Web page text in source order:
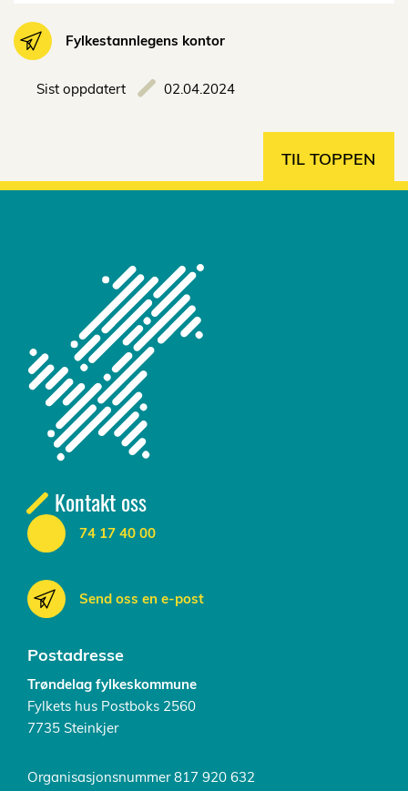
Fylkestannlegens kontor
Sist oppdatert 02.04.2024
TIL TOPPEN
Kontakt oss
74 17 40 00
Send oss en e-post
Postadresse
Trøndelag fylkeskommune
Fylkets hus Postboks 2560
7735 Steinkjer
Organisasjonsnummer 817 920 632